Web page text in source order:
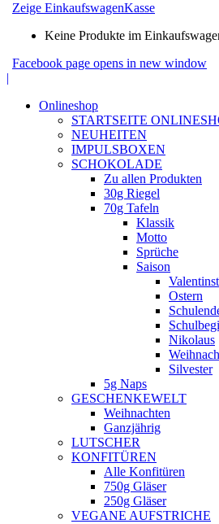
Zeige EinkaufswagenKasse
Keine Produkte im
Facebook page opens in new window
|
Onlineshop
STARTSEITE
NEUHEITEN
IMPULSBOXEN
SCHOKOLADE
Zu allen Produkten
30g Riegel
70g Tafeln
Klassik
Motto
Sprüche
Saison
Ostern
Nikolaus
Silvester
5g Naps
GESCHENKEWELT
Weihnachten
Ganzjährig
LUTSCHER
KONFITÜREN
Alle Konfitüren
750g Gläser
250g Gläser
VEGANE AUFSTRICHE